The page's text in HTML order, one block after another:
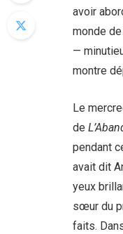
avoir
monde
—
montre
Le
de
pendant
avait dit
yeux
sœur du
faits.